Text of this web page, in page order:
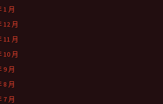
1 月
12 月
11 月
10 月
9 月
8 月
7 月